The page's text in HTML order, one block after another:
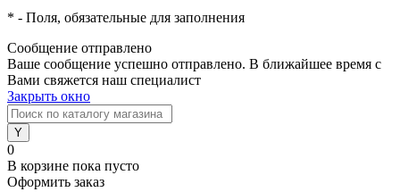
* - Поля, обязательные для заполнения
Сообщение отправлено
Ваше сообщение успешно отправлено. В ближайшее время с
Вами свяжется наш специалист
Закрыть окно
0
В корзине пока пусто
Оформить заказ